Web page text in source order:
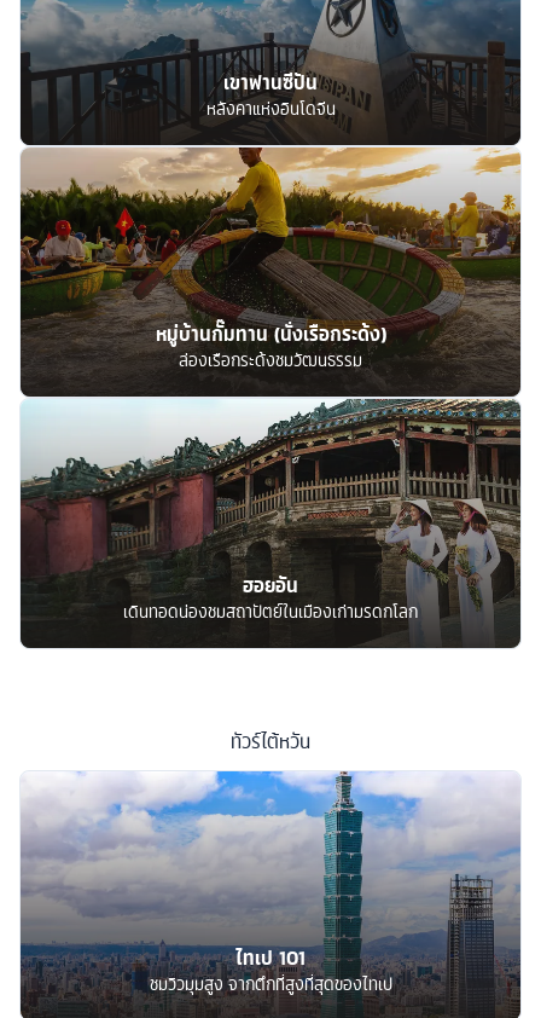
เขาฟานซีปัน
หลังคาแห่งอินโดจีน
หมู่บ้านกั๊มทาน (นั่งเรือกระด้ง)
ล่องเรือกระด้งชมวัฒนธรรม
ฮอยอัน
เดินทอดน่องชมสถาปัตย์ในเมืองเก่ามรดกโลก
ทัวร์ไต้หวัน
ไทเป 101
ชมวิวมุมสูง จากตึกที่สูงที่สุดของไทเป